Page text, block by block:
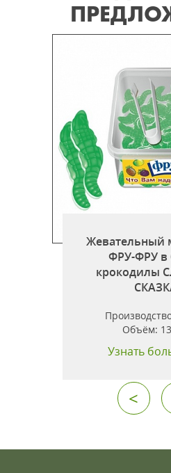
Жевательный
ФРУ-ФРУ в
крокодилы
Объём:
Узнать
<